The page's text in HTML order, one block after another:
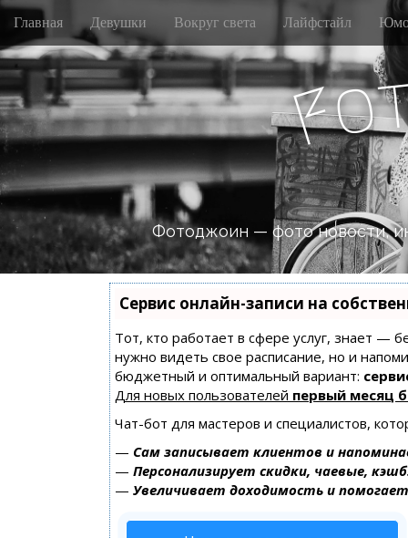
M
i
n
m
e
n
u
S
i
p
t
o
c
o
n
t
e
Главная Девушки Вокруг света Лайфстайл
Fo
Фотоджоин — фото новости,
Сервис онлайн-записи на
Тот, кто работает в сфере услуг, знает —
нужно видеть свое расписание, но и
бюджетный и оптимальный вариант:
Для новых пользователей первый месяц
Чат-бот для мастеров и специалистов,
— Сам записывает клиентов и
— Персонализирует скидки, чаевые,
— Увеличивает доходимость и